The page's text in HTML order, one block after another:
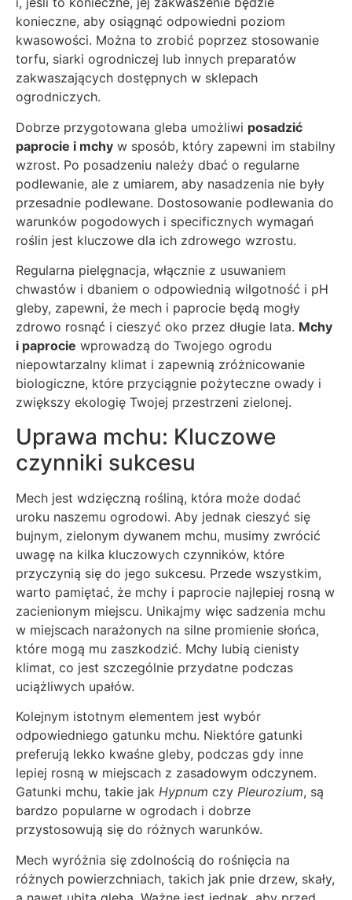
konieczne, aby osiągnąć odpowiedni poziom
kwasowości. Można to zrobić poprzez stosowanie
torfu, siarki ogrodniczej lub innych preparatów
zakwaszających dostępnych w sklepach
ogrodniczych.
Dobrze przygotowana gleba umożliwi posadzić
paprocie i mchy w sposób, który zapewni im stabilny
wzrost. Po posadzeniu należy dbać o regularne
podlewanie, ale z umiarem, aby nasadzenia nie były
przesadnie podlewane. Dostosowanie podlewania do
warunków pogodowych i specificznych wymagań
roślin jest kluczowe dla ich zdrowego wzrostu.
Regularna pielęgnacja, włącznie z usuwaniem
chwastów i dbaniem o odpowiednią wilgotność i pH
gleby, zapewni, że mech i paprocie będą mogły
zdrowo rosnąć i cieszyć oko przez długie lata. Mchy
i paprocie wprowadzą do Twojego ogrodu
niepowtarzalny klimat i zapewnią zróżnicowanie
biologiczne, które przyciągnie pożyteczne owady i
zwiększy ekologię Twojej przestrzeni zielonej.
Uprawa mchu: Kluczowe
czynniki sukcesu
Mech jest wdzięczną rośliną, która może dodać
uroku naszemu ogrodowi. Aby jednak cieszyć się
bujnym, zielonym dywanem mchu, musimy zwrócić
uwagę na kilka kluczowych czynników, które
przyczynią się do jego sukcesu. Przede wszystkim,
warto pamiętać, że mchy i paprocie najlepiej rosną w
zacienionym miejscu. Unikajmy więc sadzenia mchu
w miejscach narażonych na silne promienie słońca,
które mogą mu zaszkodzić. Mchy lubią cienisty
klimat, co jest szczególnie przydatne podczas
uciążliwych upałów.
Kolejnym istotnym elementem jest wybór
odpowiedniego gatunku mchu. Niektóre gatunki
preferują lekko kwaśne gleby, podczas gdy inne
lepiej rosną w miejscach z zasadowym odczynem.
Gatunki mchu, takie jak Hypnum czy Pleurozium, są
bardzo popularne w ogrodach i dobrze
przystosowują się do różnych warunków.
Mech wyróżnia się zdolnością do rośnięcia na
różnych powierzchniach, takich jak pnie drzew, skały,